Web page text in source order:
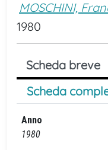
MOSCHINI,
1980
Scheda breve
Scheda
Anno
1980